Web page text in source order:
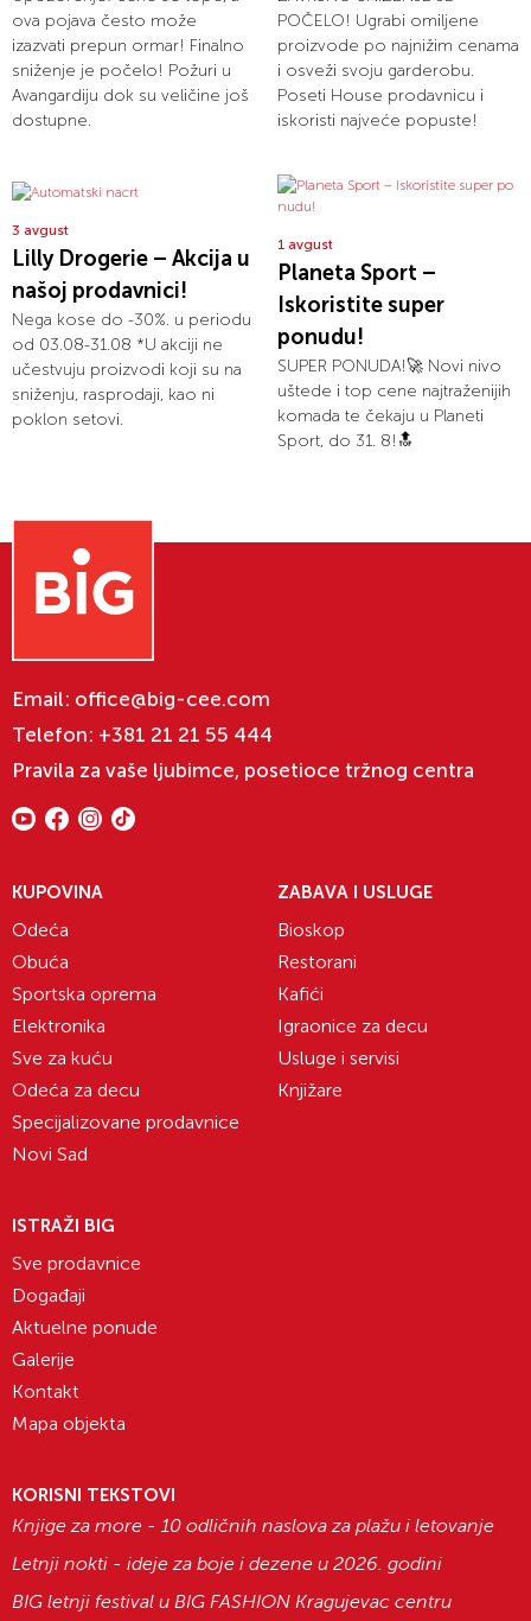
ova pojava često može
izazvati prepun ormar! Finalno
sniženje je počelo! Požuri u
Avangardiju dok su veličine još
dostupne.
POČELO! Ugrabi omiljene
proizvode po najnižim cenama
i osveži svoju garderobu.
Poseti House prodavnicu i
iskoristi najveće popuste!
3 avgust
Lilly Drogerie – Akcija u
našoj prodavnici!
Nega kose do -30%. u periodu
od 03.08-31.08 *U akciji ne
učestvuju proizvodi koji su na
sniženju, rasprodaji, kao ni
poklon setovi.
1 avgust
Planeta Sport –
Iskoristite super
ponudu!
SUPER PONUDA!🚀 Novi nivo
uštede i top cene najtraženijih
komada te čekaju u Planeti
Sport, do 31. 8!🔝
Email: office@big-cee.com
Telefon: +381 21 21 55 444
Pravila za vaše ljubimce, posetioce tržnog centra
KUPOVINA
Odeća
Obuća
Sportska oprema
Elektronika
Sve za kuću
Odeća za decu
Specijalizovane prodavnice
Novi Sad
ZABAVA I USLUGE
Bioskop
Restorani
Kafići
Igraonice za decu
Usluge i servisi
Knjižare
ISTRAŽI BIG
Sve prodavnice
Događaji
Aktuelne ponude
Galerije
Kontakt
Mapa objekta
KORISNI TEKSTOVI
Knjige za more - 10 odličnih naslova za plažu i letovanje
Letnji nokti - ideje za boje i dezene u 2026. godini
BIG letnji festival u BIG FASHION Kragujevac centru